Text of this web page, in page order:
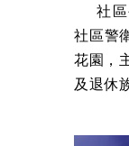
社區
社區警
花園，
及退休